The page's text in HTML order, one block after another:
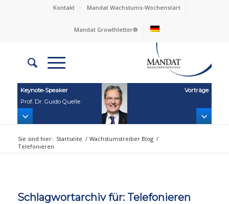
Kontakt Mandat Wachstums-Wochenstart
Mandat Growthletter®
Keynote‑Speaker
Prof. Dr. Guido Quelle
Vorträge
Sie sind hier: Startseite / Wachstumstreiber Blog /
Telefonieren
Schlagwortarchiv für: Telefonieren